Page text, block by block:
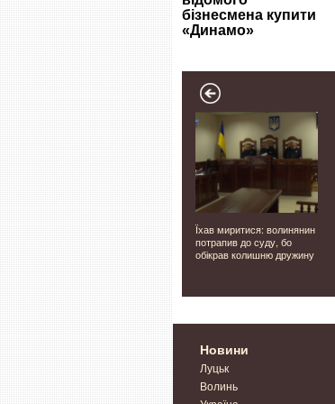
Фіктивно влаштовували
чоловіків на роботу: у
Луцьку п'ятьом
працівникам ліцею
повідомили про підозру
Їхав миритися: волинянин
потрапив до суду, бо
обікрав колишню дружину
Новини
Луцьк
Волинь